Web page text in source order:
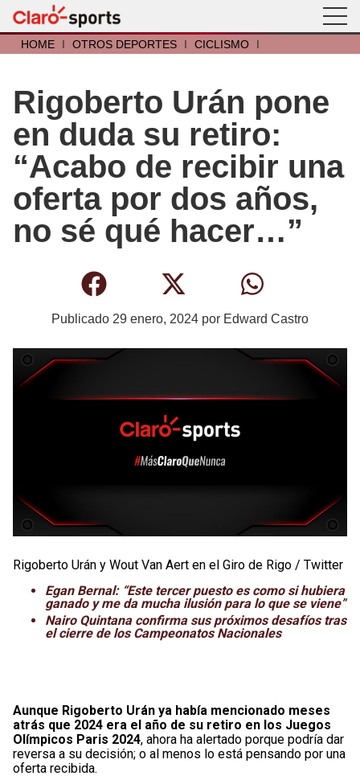
HOME I OTROS DEPORTES I CICLISMO I
Rigoberto Urán pone
en duda su retiro:
“Acabo de recibir una
oferta por dos años,
no sé qué hacer…”
Publicado 29 enero, 2024 por Edward Castro
Rigoberto Urán y Wout Van Aert en el Giro de Rigo / Twitter
Egan Bernal: “Este tercer puesto es como si hubiera
ganado y me da mucha ilusión para lo que se viene”
Nairo Quintana confirma sus próximos desafíos tras
el cierre de los Campeonatos Nacionales
Aunque Rigoberto Urán ya había mencionado meses
atrás que 2024 era el año de su retiro en los Juegos
Olímpicos Paris 2024, ahora ha alertado porque podría dar
reversa a su decisión; o al menos lo está pensando por una
oferta recibida.